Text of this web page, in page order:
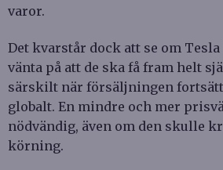
varor.
Det kvarstår dock att se om
vänta på att de ska få fram helt
särskilt när försäljningen
globalt. En mindre och mer
nödvändig, även om den skulle
körning.